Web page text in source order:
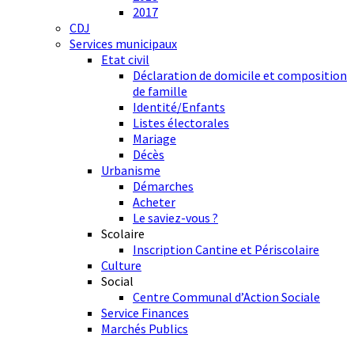
2017
CDJ
Services municipaux
Etat civil
Déclaration de domicile et composition
de famille
Identité/Enfants
Listes électorales
Mariage
Décès
Urbanisme
Démarches
Acheter
Le saviez-vous ?
Scolaire
Inscription Cantine et Périscolaire
Culture
Social
Centre Communal d’Action Sociale
Service Finances
Marchés Publics